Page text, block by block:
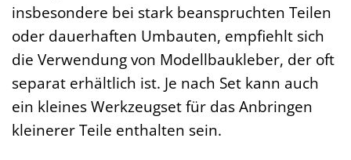
insbesondere bei stark beanspruchten Teilen
oder dauerhaften Umbauten, empfiehlt sich
die Verwendung von Modellbaukleber, der oft
separat erhältlich ist. Je nach Set kann auch
ein kleines Werkzeugset für das Anbringen
kleinerer Teile enthalten sein.